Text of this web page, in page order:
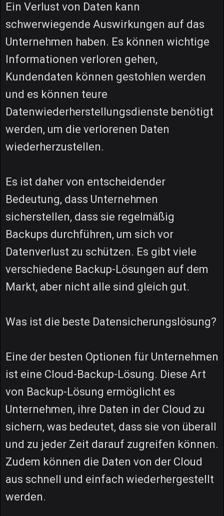
Ein Verlust von Daten kann
schwerwiegende Auswirkungen auf das
Unternehmen haben. Es können wichtige
Informationen verloren gehen,
Kundendaten können gestohlen werden
und es können teure
Datenwiederherstellungsdienste benötigt
werden, um die verlorenen Daten
wiederherzustellen.
Es ist daher von entscheidender
Bedeutung, dass Unternehmen
sicherstellen, dass sie regelmäßig
Backups durchführen, um sich vor
Datenverlust zu schützen. Es gibt viele
verschiedene Backup-Lösungen auf dem
Markt, aber nicht alle sind gleich gut.
Was ist die beste Datensicherungslösung?
Eine der besten Optionen für Unternehmen
ist eine Cloud-Backup-Lösung. Diese Art
von Backup-Lösung ermöglicht es
Unternehmen, ihre Daten in der Cloud zu
sichern, was bedeutet, dass sie von überall
und zu jeder Zeit darauf zugreifen können.
Zudem können die Daten von der Cloud
aus schnell und einfach wiederhergestellt
werden.